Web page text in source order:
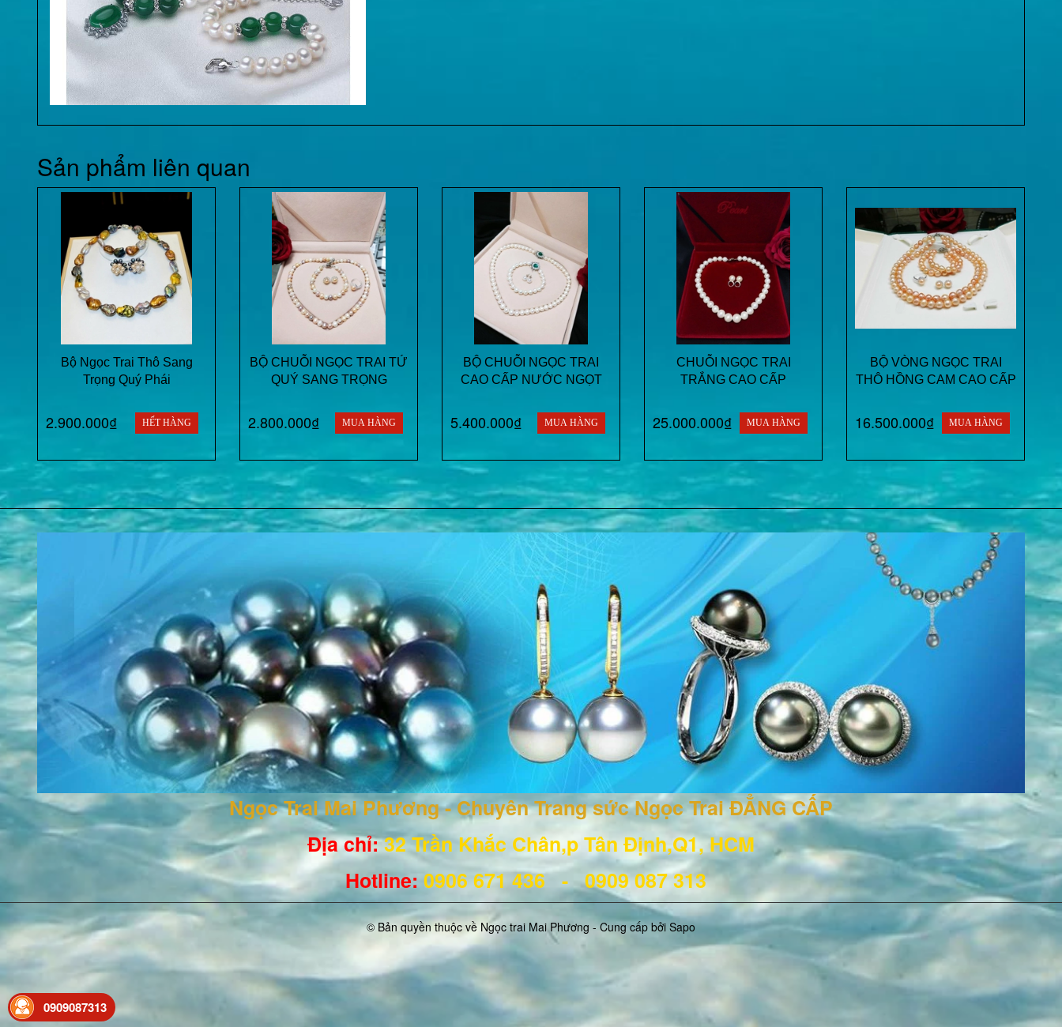
Sản phẩm liên quan
Bộ Ngọc Trai Thô Sang
Trọng Quý Phái
2.900.000₫ HẾT HÀNG
BỘ CHUỖI NGỌC TRAI TỨ
QUÝ SANG TRỌNG
2.800.000₫ MUA HÀNG
BỘ CHUỖI NGỌC TRAI
CAO CẤP NƯỚC NGỌT
5.400.000₫ MUA HÀNG
CHUỖI NGỌC TRAI
TRẮNG CAO CẤP
25.000.000₫ MUA HÀNG
BỘ VÒNG NGỌC TRAI
THÔ HỒNG CAM CAO CẤP
16.500.000₫ MUA HÀNG
Ngọc Trai Mai Phương - Chuyên Trang sức Ngọc Trai ĐẲNG CẤP
Địa chỉ:32 Trần Khắc Chân,p Tân Định,Q1, HCM
Hotline: 0906 671436- 0909 087 313
© Bản quyền thuộc về Ngọc trai Mai Phương - Cung cấp bởi Sapo
0909087313